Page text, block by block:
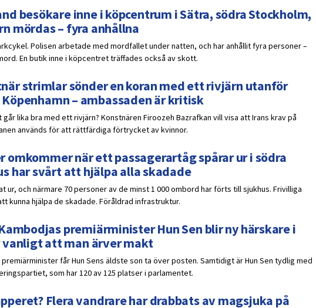
besökare inne i köpcentrum i Sätra, södra Stockholm,
mördas – fyra anhållna
Polisen arbetade med mordfallet under natten, och har anhållit fyra personer –
En butik inne i köpcentret träffades också av skott.
strimlar sönder en koran med ett rivjärn utanför
– ambassaden är kritisk
lika bra med ett rivjärn? Konstnären Firoozeh Bazrafkan vill visa att Irans krav på
används för att rättfärdiga förtrycket av kvinnor.
omkommer när ett passagerartåg spårar ur i södra
har svårt att hjälpa alla skadade
ur, och närmare 70 personer av de minst 1 000 ombord har förts till sjukhus. Frivilliga
kunna hjälpa de skadade. Föråldrad infrastruktur.
premiärminister Hun Sen blir ny härskare i
att man ärver makt
får Hun Sens äldste son ta över posten. Samtidigt är Hun Sen tydlig med
som har 120 av 125 platser i parlamentet.
Flera vandrare har drabbats av magsjuka på